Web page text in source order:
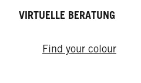
VIRTUELLE BERATUNG
Find your colour